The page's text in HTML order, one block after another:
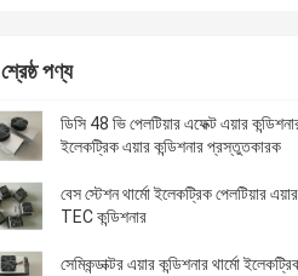
শ্রেষ্ঠ পণ্য
ডিসি 48 ভি পেলটিয়ার এফেক্ট এয়ার
ইলেকট্রিক এয়ার কন্ডিশনার প্রস্তুতকারক
বেস স্টেশন থার্মো ইলেকট্রিক পেলটিয়ার
TEC কন্ডিশনার
সেমিকন্ডাক্টর এয়ার কন্ডিশনার থার্মো